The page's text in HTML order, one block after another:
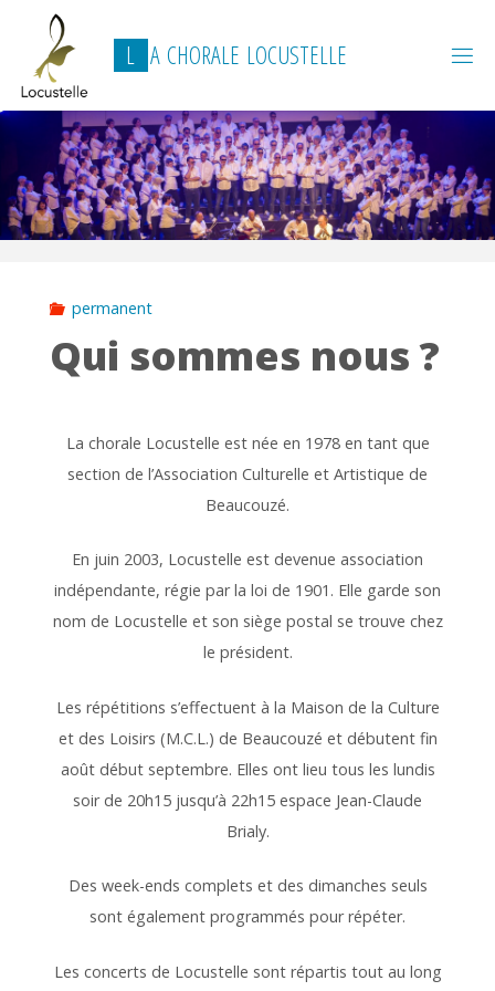
content
L A CHORALE LOCUSTELLE
permanent
Qui sommes nous ?
La chorale Locustelle est née en 1978 en tant que
section de l’Association Culturelle et Artistique de
Beaucouzé.
En juin 2003, Locustelle est devenue association
indépendante, régie par la loi de 1901. Elle garde son
nom de Locustelle et son siège postal se trouve chez
le président.
Les répétitions s’effectuent à la Maison de la Culture
et des Loisirs (M.C.L.) de Beaucouzé et débutent fin
août début septembre. Elles ont lieu tous les lundis
soir de 20h15 jusqu’à 22h15 espace Jean-Claude
Brialy.
Des week-ends complets et des dimanches seuls
sont également programmés pour répéter.
Les concerts de Locustelle sont répartis tout au long